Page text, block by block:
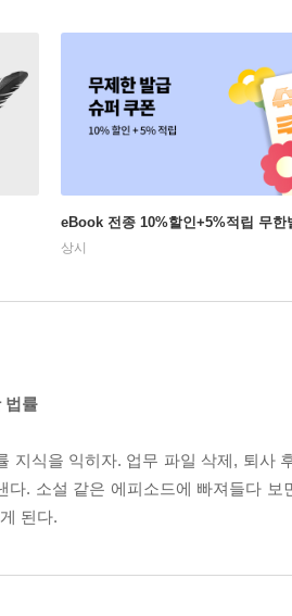
eBook 전종 10%할인+5%적립 무한
상시
법률
지식을 익히자. 업무 파일 삭제, 퇴사
다. 소설 같은 에피소드에 빠져들다
된다.